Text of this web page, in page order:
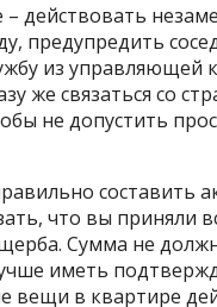
– действовать
предупредить
из управляющей
же связаться со
не допустить
составить
что вы приняли
Сумма не
иметь
вещи в квартире